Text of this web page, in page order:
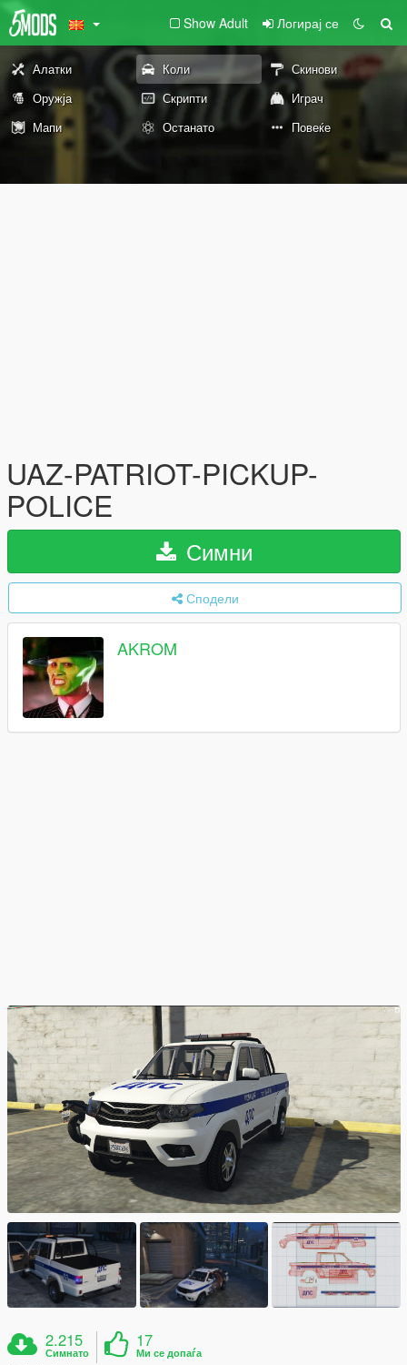
Show Adult Логирај се
Алатки Коли
Скинови
Оружја
Скрипти
Играч
Мапи
Останато Повеќе
UAZ-PATRIOT-PICKUP-
POLICE
Симни
Сподели
AKROM
2.215
Симнато
17
Ми се допаѓа